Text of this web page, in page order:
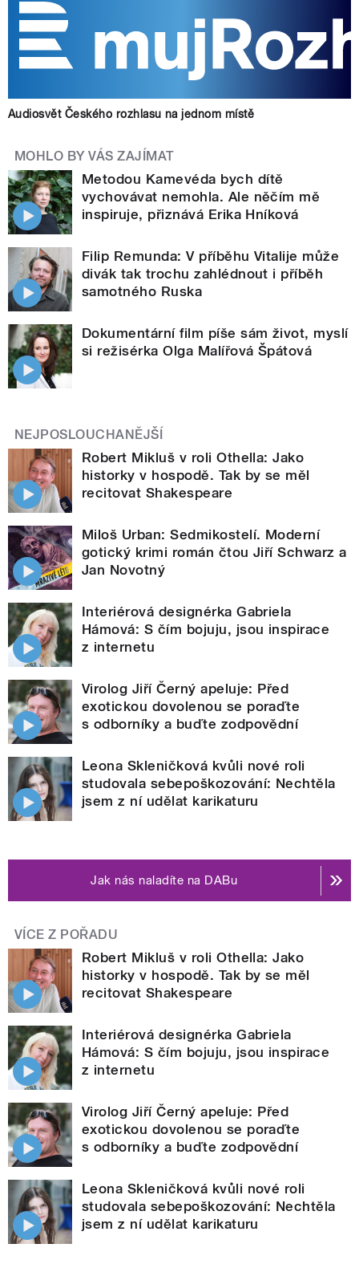
Audiosvět Českého rozhlasu na jednom místě
MOHLO BY VÁS ZAJÍMAT
Metodou Kamevéda bych dítě
vychovávat nemohla. Ale něčím mě
inspiruje, přiznává Erika Hníková
Filip Remunda: V příběhu Vitalije může
divák tak trochu zahlédnout i příběh
samotného Ruska
Dokumentární film píše sám život, myslí
si režisérka Olga Malířová Špátová
NEJPOSLOUCHANĚJŠÍ
Robert Mikluš v roli Othella: Jako
historky v hospodě. Tak by se měl
recitovat Shakespeare
Miloš Urban: Sedmikostelí. Moderní
gotický krimi román čtou Jiří Schwarz a
Jan Novotný
Interiérová designérka Gabriela
Hámová: S čím bojuju, jsou inspirace
z internetu
Virolog Jiří Černý apeluje: Před
exotickou dovolenou se poraďte
s odborníky a buďte zodpovědní
Leona Skleničková kvůli nové roli
studovala sebepoškozování: Nechtěla
jsem z ní udělat karikaturu
Jak nás naladíte na DABu
VÍCE Z POŘADU
Robert Mikluš v roli Othella: Jako
historky v hospodě. Tak by se měl
recitovat Shakespeare
Interiérová designérka Gabriela
Hámová: S čím bojuju, jsou inspirace
z internetu
Virolog Jiří Černý apeluje: Před
exotickou dovolenou se poraďte
s odborníky a buďte zodpovědní
Leona Skleničková kvůli nové roli
studovala sebepoškozování: Nechtěla
jsem z ní udělat karikaturu